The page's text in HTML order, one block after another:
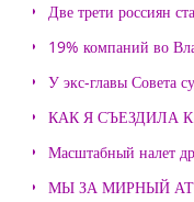
Две трети россиян
19% компаний во
У экс-главы Совета
КАК Я СЪЕЗДИЛА
Масштабный налет
МЫ ЗА МИРНЫЙ